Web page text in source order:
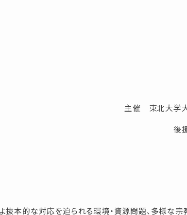
主催 東北大学
後
抜本的な対応を迫られる環境・資源問題、多様な